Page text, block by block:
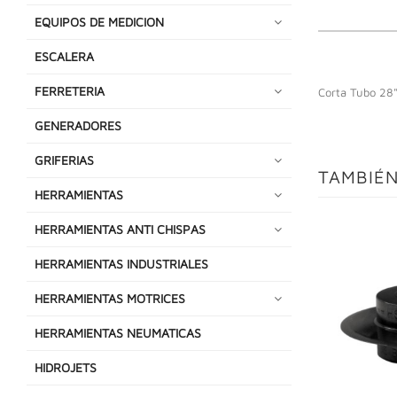
EQUIPOS DE MEDICION
ESCALERA
FERRETERIA
GENERADORES
GRIFERIAS
HERRAMIENTAS
HERRAMIENTAS ANTI CHISPAS
HERRAMIENTAS INDUSTRIALES
HERRAMIENTAS MOTRICES
HERRAMIENTAS NEUMATICAS
HIDROJETS
Corta Tubo